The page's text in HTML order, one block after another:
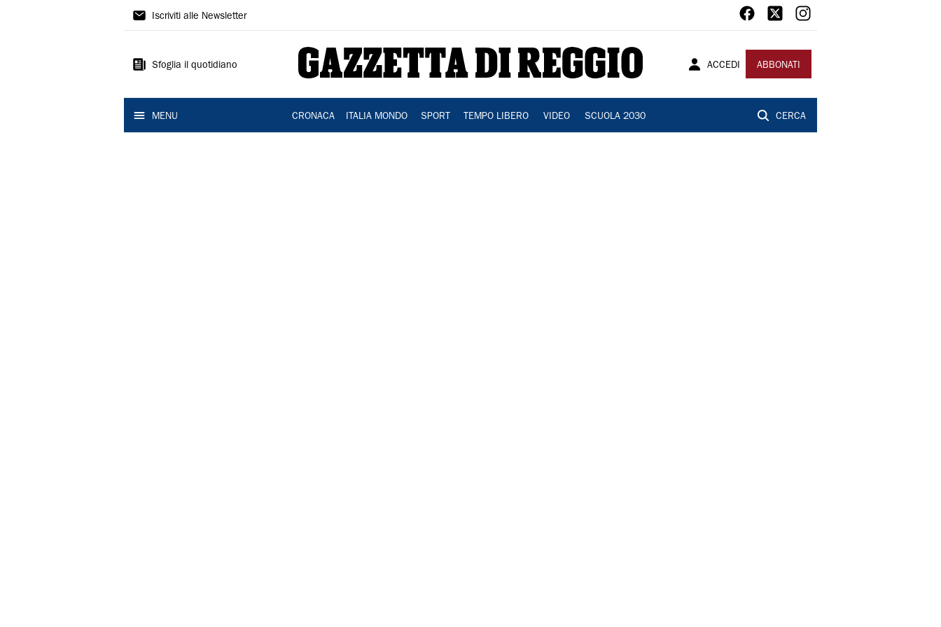
Gazzetta
Reggio
Iscriviti alle Newsletter
Sfoglia il quotidiano ACCEDI ABBONATI
MENU CRONACA ITALIA MONDO SPORT TEMPO LIBERO VIDEO SCUOLA 2030 CERCA